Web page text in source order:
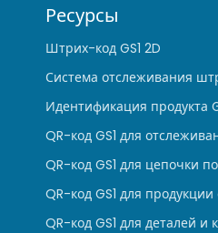
Ресурсы
Штрих-код GS1 2D
Система отслеживания
Идентификация продукта
QR-код GS1 для
QR-код GS1 для цепочки
QR-код GS1 для
QR-код GS1 для деталей и